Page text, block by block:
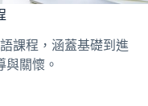
課程，涵蓋基礎到進
與關懷。